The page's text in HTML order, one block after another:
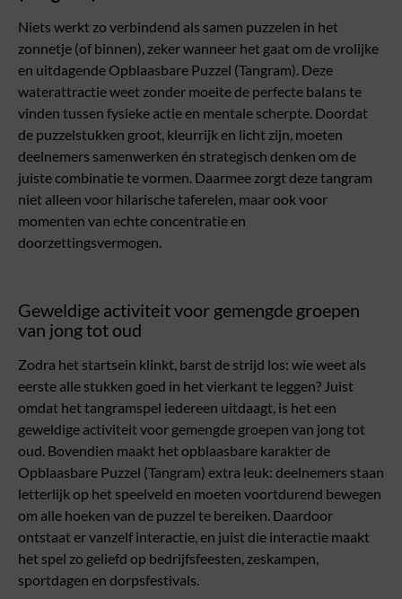
Niets werkt zo verbindend als samen puzzelen in het
zonnetje (of binnen), zeker wanneer het gaat om de vrolijke
en uitdagende Opblaasbare Puzzel (Tangram). Deze
waterattractie weet zonder moeite de perfecte balans te
vinden tussen fysieke actie en mentale scherpte. Doordat
de puzzelstukken groot, kleurrijk en licht zijn, moeten
deelnemers samenwerken én strategisch denken om de
juiste combinatie te vormen. Daarmee zorgt deze tangram
niet alleen voor hilarische taferelen, maar ook voor
momenten van echte concentratie en
doorzettingsvermogen.
Geweldige activiteit voor gemengde groepen
van jong tot oud
Zodra het startsein klinkt, barst de strijd los: wie weet als
eerste alle stukken goed in het vierkant te leggen? Juist
omdat het tangramspel iedereen uitdaagt, is het een
geweldige activiteit voor gemengde groepen van jong tot
oud. Bovendien maakt het opblaasbare karakter de
Opblaasbare Puzzel (Tangram) extra leuk: deelnemers staan
letterlijk op het speelveld en moeten voortdurend bewegen
om alle hoeken van de puzzel te bereiken. Daardoor
ontstaat er vanzelf interactie, en juist die interactie maakt
het spel zo geliefd op bedrijfsfeesten, zeskampen,
sportdagen en dorpsfestivals.